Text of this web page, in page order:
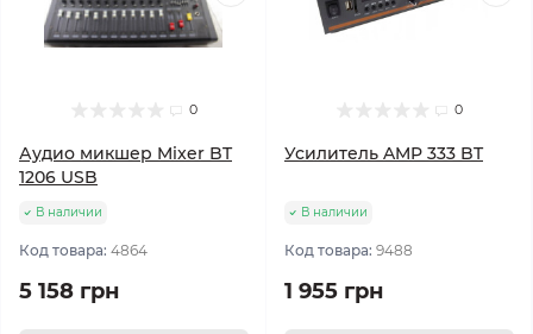
0
Аудио микшер Mixer BT
1206 USB
В наличии
Код товара: 4864
5 158 грн
0
Усилитель AMP 333 BT
В наличии
Код товара: 9488
1 955 грн